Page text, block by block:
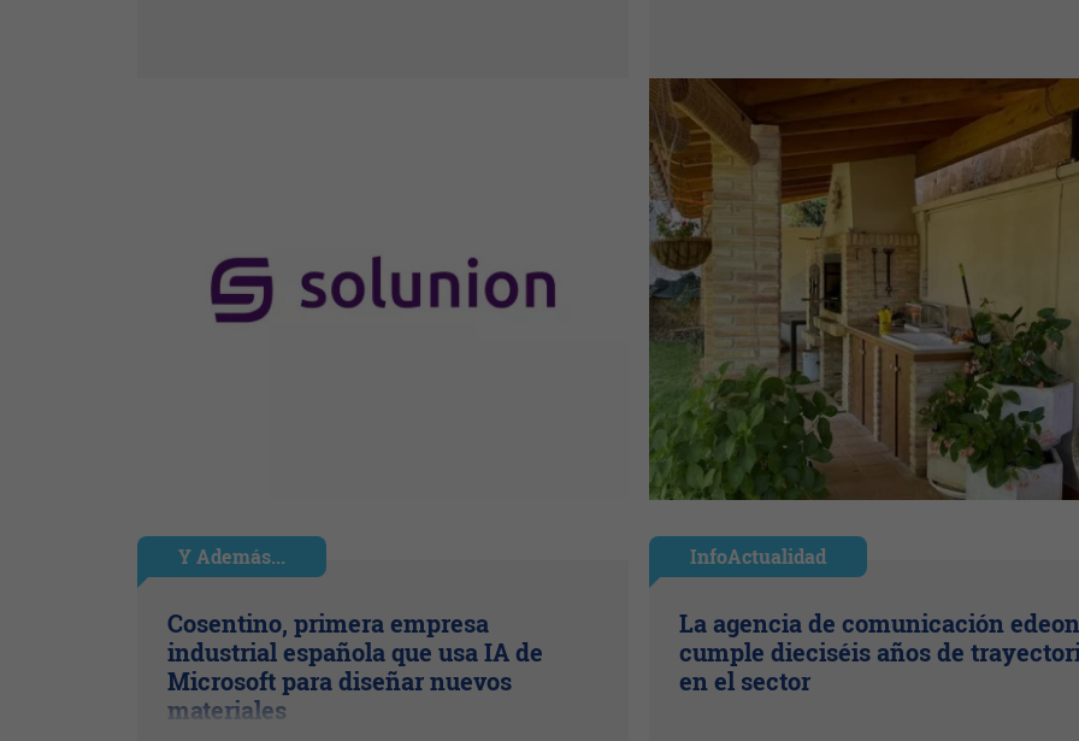
Y Además...
Cosentino, primera empresa
industrial española que usa IA de
Microsoft para diseñar nuevos
materiales
InfoActualidad
La agencia de comunicación edeon
cumple dieciséis años de
en el sector